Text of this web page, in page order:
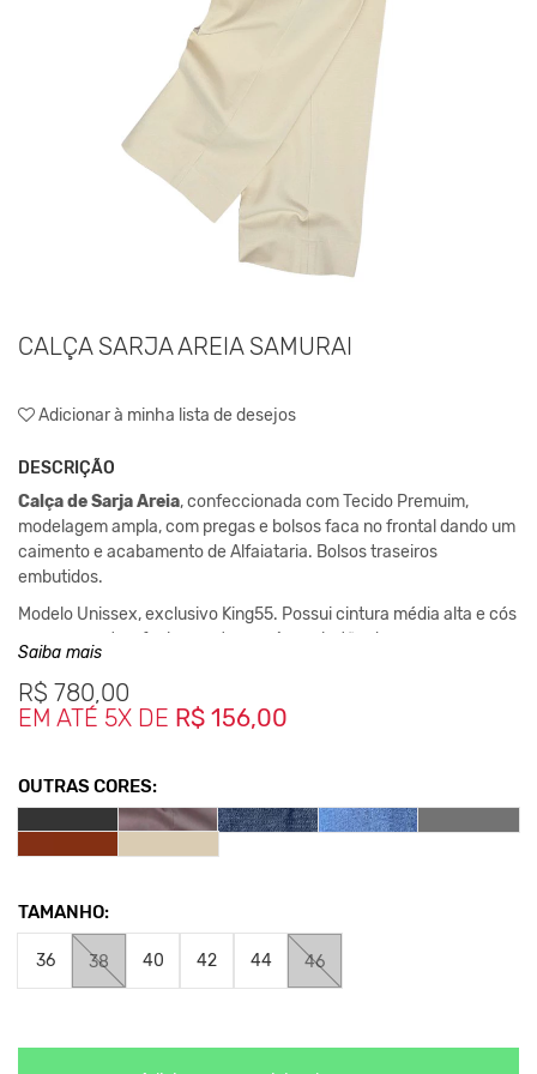
CALÇA SARJA AREIA SAMURAI
Adicionar à minha lista de desejos
DESCRIÇÃO
Calça de Sarja Areia, confeccionada com Tecido Premuim,
modelagem ampla, com pregas e bolsos faca no frontal dando um
caimento e acabamento de Alfaiataria. Bolsos traseiros
embutidos.
Modelo Unissex, exclusivo King55. Possui cintura média alta e cós
com passantes, fechamento em zíper e botão de massa.
Esta Calça é muito Confortavel, Chic e Versatil, para quem busca
um Produto de Qualidade com muito Conceito. Usavel com T-
shirts, Regatas, Camisas, Blazers, etc...
97% Algodão / 3% Elastano
Medidas:
36 Cintura 37cm / Comprimento 94cm
40 Cintura 41cm / Comprimento 96cm
42 Cintura 43cm / Comprimento 97cm
44 Cintura 45cm / Comprimento 98cm
46 Cintura 47cm / Comprimento 99cm
Saiba mais
R$ 780,00
EM ATÉ 5X DE R$ 156,00
OUTRAS CORES:
TAMANHO:
36 38 40 42 44 46